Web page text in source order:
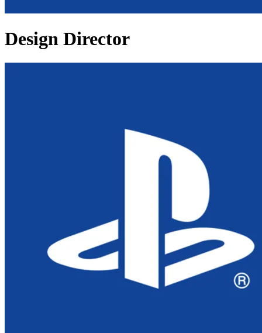
Design Director